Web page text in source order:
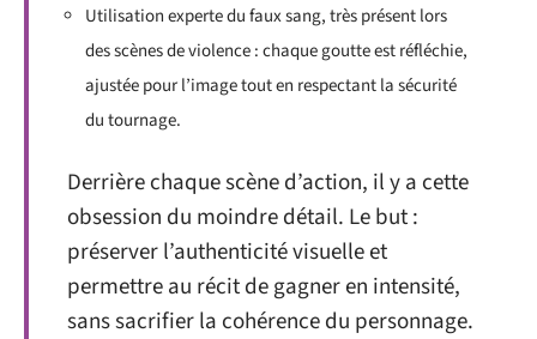
Utilisation experte du faux sang, très présent lors
des scènes de violence : chaque goutte est réfléchie,
ajustée pour l’image tout en respectant la sécurité
du tournage.
Derrière chaque scène d’action, il y a cette
obsession du moindre détail. Le but :
préserver l’authenticité visuelle et
permettre au récit de gagner en intensité,
sans sacrifier la cohérence du personnage.